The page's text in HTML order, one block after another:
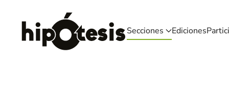
Skip to main content Secciones Ediciones